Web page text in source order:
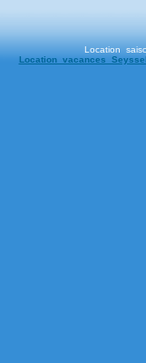
Location
Location vacances